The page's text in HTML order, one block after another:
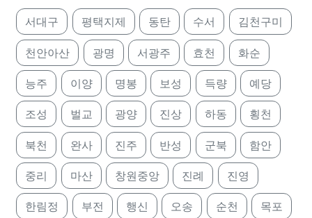
서대구 평택지제 동탄 수서 김천구미
천안아산 광명 서광주 효천 화순
능주 이양 명봉 보성 득량 예당
조성 벌교 광양 진상 하동 횡천
북천 완사 진주 반성 군북 함안
중리 마산 창원중앙 진례 진영
한림정 부전 행신 오송 순천 목포